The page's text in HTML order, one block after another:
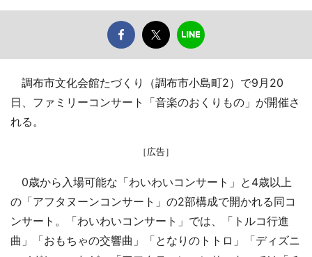
調布市文化会館たづくり（調布市小島町2）で9月20
日、ファミリーコンサート「音楽のおくりもの」が開催さ
れる。
［広告］
0歳から入場可能な「わいわいコンサート」と4歳以上
の「アフタヌーンコンサート」の2部構成で開かれる同コ
ンサート。「わいわいコンサート」では、「トルコ行進
曲」「おもちゃの交響曲」「となりのトトロ」「ディズニ